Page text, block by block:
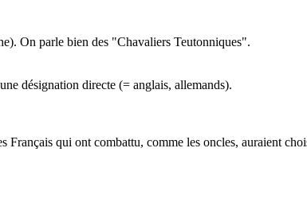
On parle bien des "Chavaliers Teutonniques".
désignation directe (= anglais, allemands).
qui ont combattu, comme les oncles, auraient